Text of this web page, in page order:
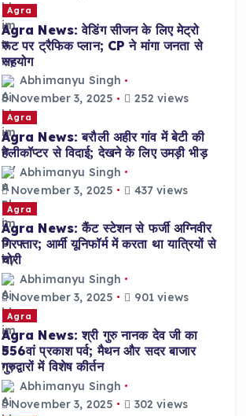
Agra
Agra News: वेडिंग सीजन के लिए मेट्रो
रूट पर ट्रैफिक प्लान; CP ने मांगा जनता से
सहयोग
Abhimanyu Singh
November 3, 2025
252 views
Agra
Agra News: बरौली अहीर गांव में बेटी की
हेलीकॉप्टर से विदाई; देखने के लिए उमड़ी भीड़
Abhimanyu Singh
November 3, 2025
437 views
Agra
Agra News: कैंट स्टेशन से फर्जी अग्निवीर
गिरफ्तार; आर्मी यूनिफॉर्म में करता था यात्रियों से
चोरी
Abhimanyu Singh
November 3, 2025
901 views
Agra
Agra News: श्री गुरु नानक देव जी का
556वां प्रकाश पर्व; मैथन और सदर बाजार
गुरुद्वारों में विशेष कीर्तन
Abhimanyu Singh
November 3, 2025
302 views